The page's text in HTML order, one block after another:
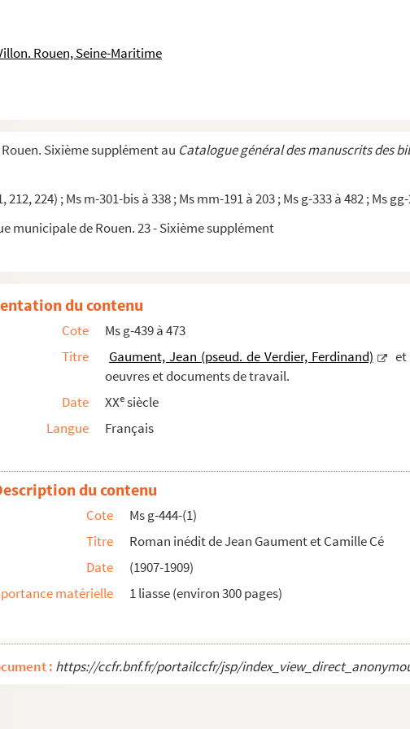
Rouen, Seine-Maritime
Sixième supplément au Catalogue général des manuscrits des
212, 224) ; Ms m-301-bis à 338 ; Ms mm-191 à 203 ; Ms g-333 à 482 ; Ms
municipale de Rouen. 23 - Sixième supplément
après la révocation de l'Edit de Nante...
Lettre à Paul Padovani. Nice, 6 avril 1905.
papiers personnels.
Cé, Camille (pseud. de Chemin, Camille) : oeuvres e...
dans la presse
du contenu
Cote
Ms g-439 à 473
Titre
Gaument, Jean (pseud. de Verdier, Ferdinand) et
oeuvres et documents de travail.
Date
XXesiècle
Langue
Français
du contenu
Cote
Ms g-444-(1)
Titre
Roman inédit de Jean Gaument et Camille Cé
Date
(1907-1909)
matérielle
1 liasse (environ 300 pages)
: https://ccfr.bnf.fr/portailccfr/jsp/